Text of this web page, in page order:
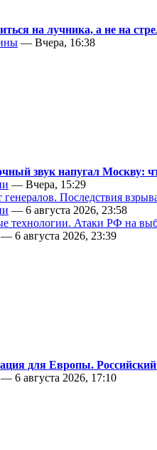
на лучника, а не на
— Вчера, 16:38
звук напугал Москву:
— Вчера, 15:29
генералов. Последствия
— 6 августа 2026, 23:58
технологии. Атаки РФ на
— 6 августа 2026, 23:39
для Европы.
— 6 августа 2026, 17:10